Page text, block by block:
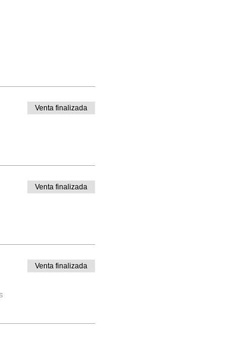
Venta finalizada
Venta finalizada
Venta finalizada